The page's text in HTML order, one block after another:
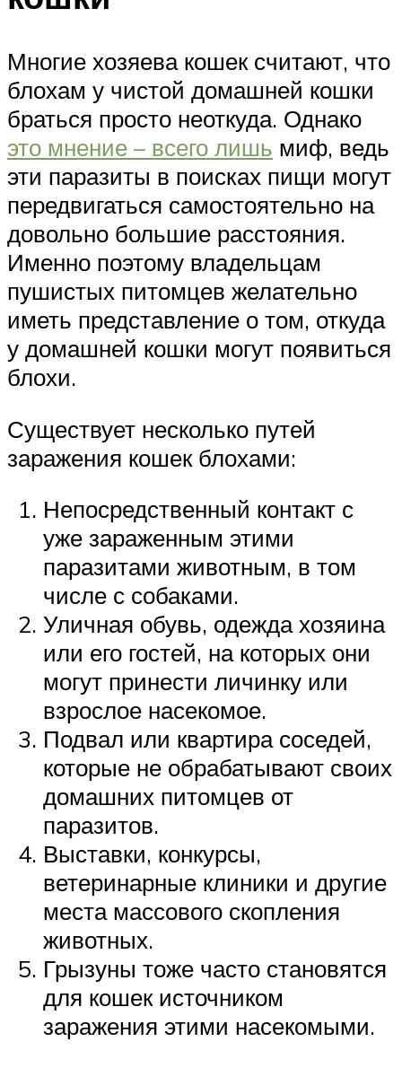
Многие хозяева кошек считают, что
блохам у чистой домашней кошки
браться просто неоткуда. Однако
это мнение – всего лишь миф, ведь
эти паразиты в поисках пищи могут
передвигаться самостоятельно на
довольно большие расстояния.
Именно поэтому владельцам
пушистых питомцев желательно
иметь представление о том, откуда
у домашней кошки могут появиться
блохи.
Существует несколько путей
заражения кошек блохами:
Непосредственный контакт с
уже зараженным этими
паразитами животным, в том
числе с собаками.
Уличная обувь, одежда хозяина
или его гостей, на которых они
могут принести личинку или
взрослое насекомое.
Подвал или квартира соседей,
которые не обрабатывают своих
домашних питомцев от
паразитов.
Выставки, конкурсы,
ветеринарные клиники и другие
места массового скопления
животных.
Грызуны тоже часто становятся
для кошек источником
заражения этими насекомыми.